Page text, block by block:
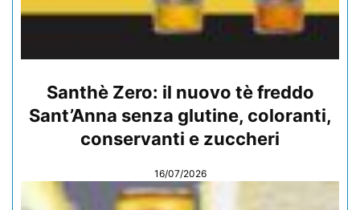
Santhè Zero: il nuovo tè freddo
Sant’Anna senza glutine, coloranti,
conservanti e zuccheri
16/07/2026